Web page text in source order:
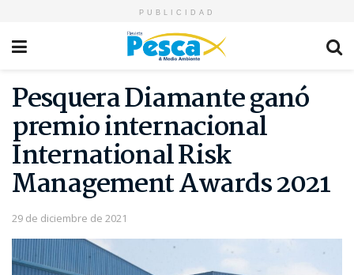
PUBLICIDAD
Pesquera Diamante ganó
premio internacional
International Risk
Management Awards 2021
29 de diciembre de 2021